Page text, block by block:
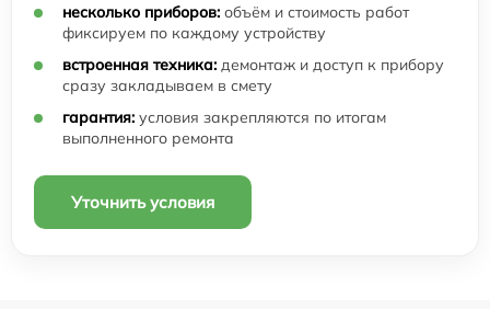
несколько приборов: объём и стоимость работ
фиксируем по каждому устройству
встроенная техника: демонтаж и доступ к прибору
сразу закладываем в смету
гарантия: условия закрепляются по итогам
выполненного ремонта
Уточнить условия